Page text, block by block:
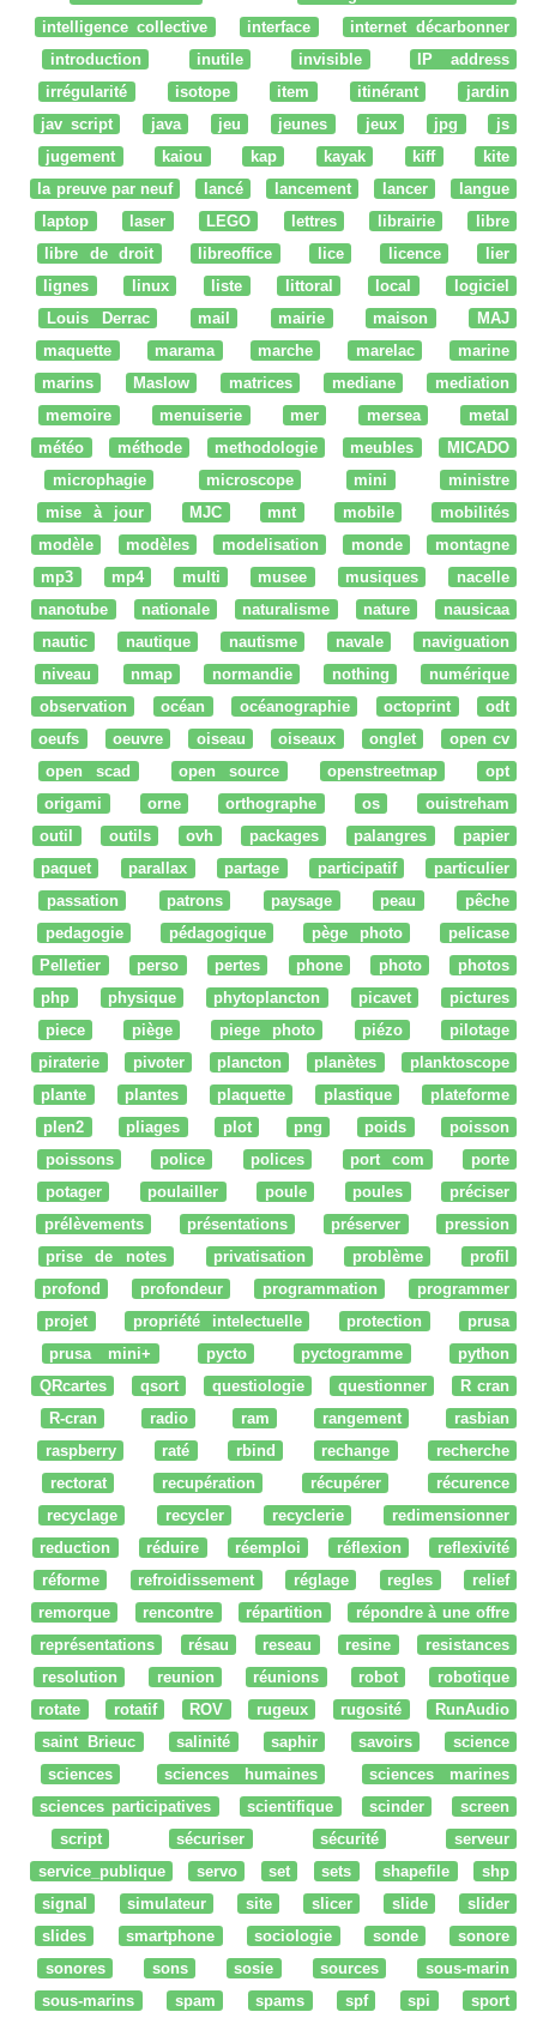
intelligence collective
interface
internet décarbonner
introduction
inutile invisible
IP address
irrégularité
isotope item itinérant
jardin
jav script
java jeu jeunes jeux jpg
js
jugement
kaiou kap kayak kiff
kite
la preuve par neuf
lancé lancement lancer
langue
laptop
laser LEGO lettres librairie
libre
libre de droit
libreoffice lice licence
lier
lignes
linux liste littoral local
logiciel
Louis Derrac
mail mairie maison
MAJ
maquette
marama marche marelac
marine
marins
Maslow matrices mediane
mediation
memoire
menuiserie mer mersea
metal
météo
méthode methodologie meubles
MICADO
microphagie
microscope mini
ministre
mise à jour
MJC mnt mobile
mobilités
modèle
modèles modelisation monde
montagne
mp3
mp4 multi musee musiques
nacelle
nanotube
nationale naturalisme nature
nausicaa
nautic
nautique nautisme navale
naviguation
niveau
nmap normandie nothing
numérique
observation
océan océanographie octoprint
odt
oeufs
oeuvre oiseau oiseaux onglet
open cv
open scad
open source openstreetmap
opt
origami
orne orthographe os
ouistreham
outil
outils ovh packages palangres
papier
paquet
parallax partage participatif
particulier
passation
patrons paysage peau
pêche
pedagogie
pédagogique pège photo
pelicase
Pelletier
perso pertes phone photo
photos
php
physique phytoplancton picavet
pictures
piece
piège piege photo piézo
pilotage
piraterie
pivoter plancton planètes
planktoscope
plante
plantes plaquette plastique
plateforme
plen2
pliages plot png poids
poisson
poissons
police polices port com
porte
potager
poulailler poule poules
préciser
prélèvements
présentations préserver
pression
prise de notes
privatisation problème
profil
profond
profondeur programmation
programmer
projet
propriété intelectuelle protection
prusa
prusa mini+
pycto pyctogramme
python
QRcartes
qsort questiologie questionner
R cran
R-cran
radio ram rangement
rasbian
raspberry
raté rbind rechange
recherche
rectorat
recupération récupérer
récurence
recyclage
recycler recyclerie
redimensionner
reduction
réduire réemploi réflexion
reflexivité
réforme
refroidissement réglage regles
relief
remorque
rencontre répartition
répondre à une offre
représentations
résau reseau resine
resistances
resolution
reunion réunions robot
robotique
rotate
rotatif ROV rugeux rugosité
RunAudio
saint Brieuc
salinité saphir savoirs
science
sciences
sciences humaines
sciences marines
sciences participatives
scientifique scinder
screen
script
sécuriser sécurité
serveur
service_publique
servo set sets shapefile
shp
signal
simulateur site slicer slide
slider
slides
smartphone sociologie sonde
sonore
sonores
sons sosie sources
sous-marin
sous-marins
spam spams spf spi
sport